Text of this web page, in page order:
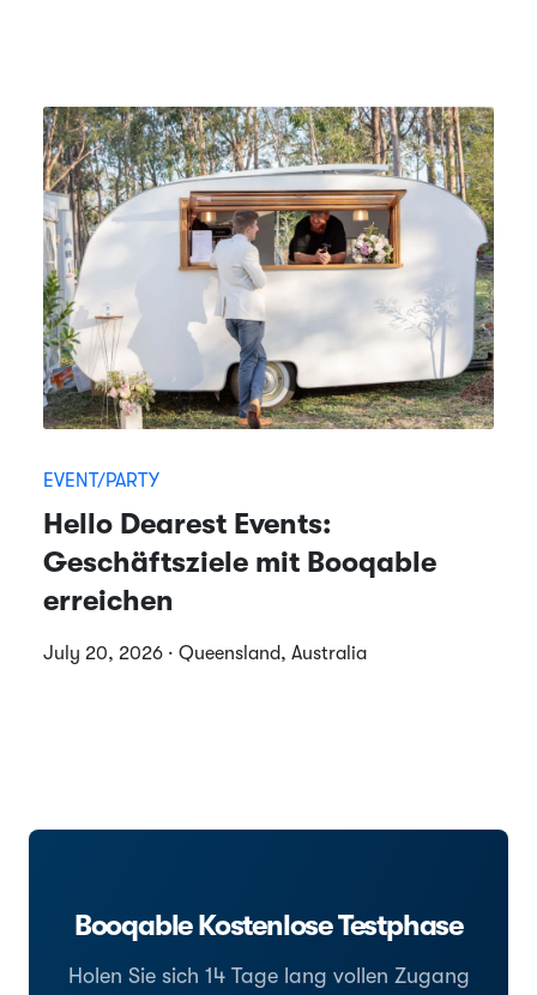
EVENT/PARTY
Hello Dearest Events:
Geschäftsziele mit Booqable
erreichen
July 20, 2026 · Queensland, Australia
Booqable Kostenlose Testphase
Holen Sie sich 14 Tage lang vollen Zugang